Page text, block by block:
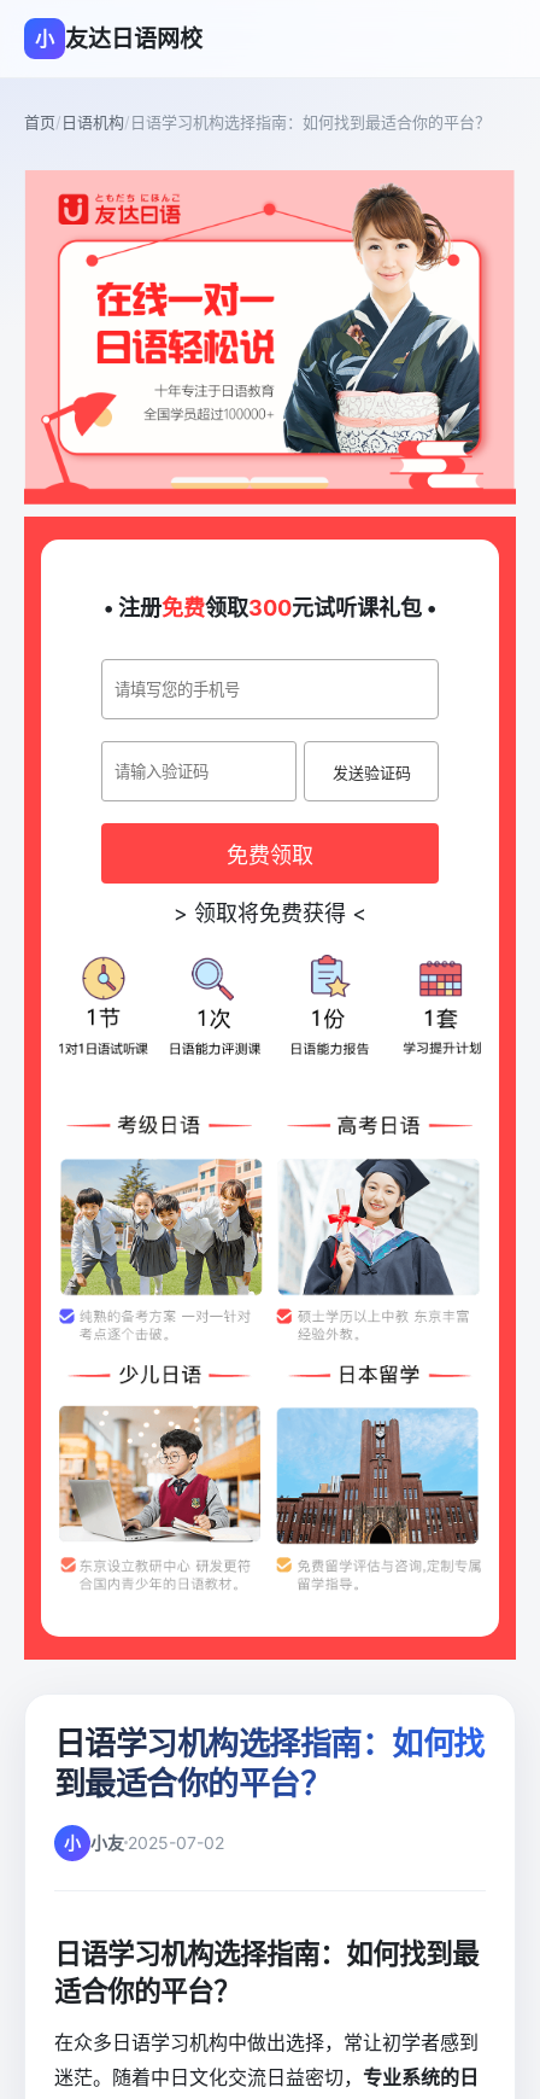
小 友达日语网校
首页/日语机构/日语学习机构选择指南：如何找到最适合你的平台？
• 注册免费领取300元试听课礼包 •
发送验证码
免费领取
> 领取将免费获得 <
日语学习机构选择指南：如何找
到最适合你的平台？
小 小友 2025-07-02
日语学习机构选择指南：如何找到最
适合你的平台？
在众多日语学习机构中做出选择，常让初学者感到
迷茫。随着中日文化交流日益密切， 专业系统的日